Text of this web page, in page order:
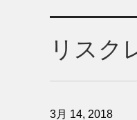
リスク
3月 14, 2018